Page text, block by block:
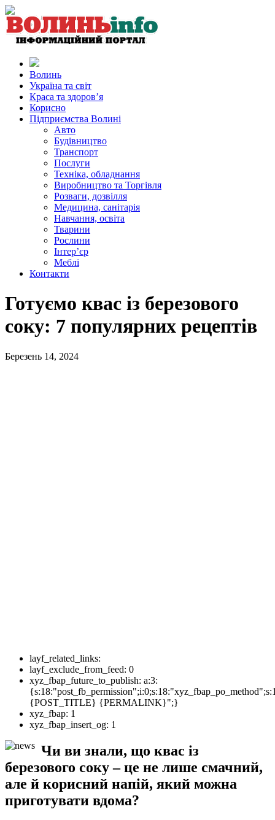
Волинь
Україна та світ
Краса та здоров’я
Корисно
Підприємства Волині
Авто
Будівництво
Транспорт
Послуги
Техніка, обладнання
Виробництво та Торгівля
Розваги, дозвілля
Медицина, санітарія
Навчання, освіта
Тварини
Рослини
Інтер’єр
Меблі
Контакти
Готуємо квас із березового
соку: 7 популярних рецептів
Березень 14, 2024
layf_related_links:
layf_exclude_from_feed: 0
xyz_fbap_future_to_publish: a:3:
{POST_TITLE} {PERMALINK}";}
xyz_fbap: 1
xyz_fbap_insert_og: 1
Чи ви знали, що квас із
березового соку – це не лише смачний,
але й корисний напій, який можна
приготувати вдома?